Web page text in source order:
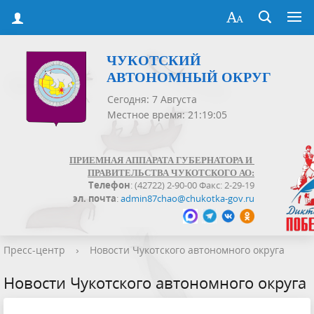
ЧУКОТСКИЙ
АВТОНОМНЫЙ ОКРУГ
Сегодня: 7 Августа
Местное время: 21:19:05
ПРИЕМНАЯ АППАРАТА ГУБЕРНАТОРА И
ПРАВИТЕЛЬСТВА ЧУКОТСКОГО АО:
Телефон: (42722) 2-90-00 Факс: 2-29-19
эл. почта:admin87chao@chukotka-gov.ru
Пресс-центр › Новости Чукотского автономного округа
Новости Чукотского автономного округа